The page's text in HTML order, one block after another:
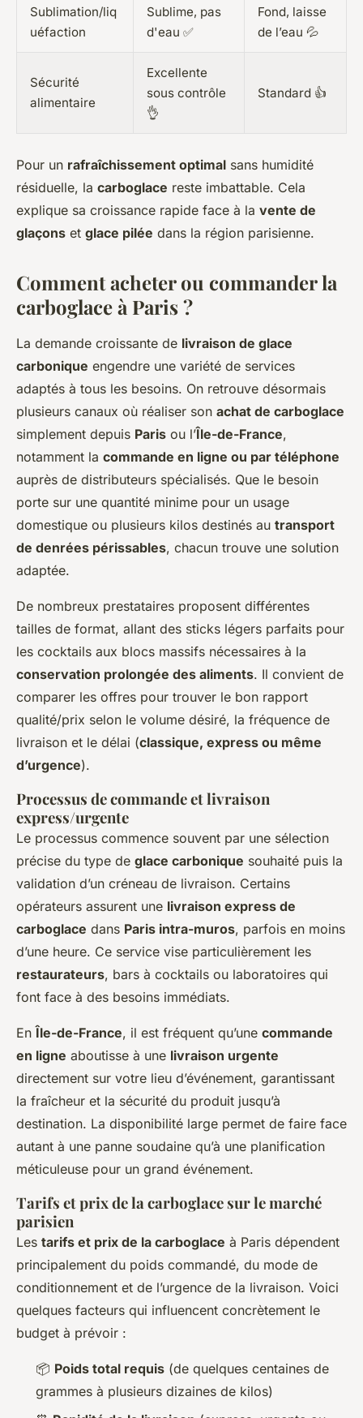
Sublimation/liq
uéfaction
Sublime, pas
d'eau ✅
Fond, laisse
de l’eau 💦
Sécurité
alimentaire
Excellente
sous contrôle
👌
Standard 👍
Pour un rafraîchissement optimal sans humidité
résiduelle, la carboglace reste imbattable. Cela
explique sa croissance rapide face à la vente de
glaçons et glace pilée dans la région parisienne.
Comment acheter ou commander la
carboglace à Paris ?
La demande croissante de livraison de glace
carbonique engendre une variété de services
adaptés à tous les besoins. On retrouve désormais
plusieurs canaux où réaliser son achat de carboglace
simplement depuis Paris ou l’Île-de-France,
notamment la commande en ligne ou par téléphone
auprès de distributeurs spécialisés. Que le besoin
porte sur une quantité minime pour un usage
domestique ou plusieurs kilos destinés au transport
de denrées périssables, chacun trouve une solution
adaptée.
De nombreux prestataires proposent différentes
tailles de format, allant des sticks légers parfaits pour
les cocktails aux blocs massifs nécessaires à la
conservation prolongée des aliments. Il convient de
comparer les offres pour trouver le bon rapport
qualité/prix selon le volume désiré, la fréquence de
livraison et le délai (classique, express ou même
d’urgence).
Processus de commande et livraison
express/urgente
Le processus commence souvent par une sélection
précise du type de glace carbonique souhaité puis la
validation d’un créneau de livraison. Certains
opérateurs assurent une livraison express de
carboglace dans Paris intra-muros, parfois en moins
d’une heure. Ce service vise particulièrement les
restaurateurs, bars à cocktails ou laboratoires qui
font face à des besoins immédiats.
En Île-de-France, il est fréquent qu’une commande
en ligne aboutisse à une livraison urgente
directement sur votre lieu d’événement, garantissant
la fraîcheur et la sécurité du produit jusqu’à
destination. La disponibilité large permet de faire face
autant à une panne soudaine qu’à une planification
méticuleuse pour un grand événement.
Tarifs et prix de la carboglace sur le marché
parisien
Les tarifs et prix de la carboglace à Paris dépendent
principalement du poids commandé, du mode de
conditionnement et de l’urgence de la livraison. Voici
quelques facteurs qui influencent concrètement le
budget à prévoir :
📦 Poids total requis (de quelques centaines de
grammes à plusieurs dizaines de kilos)